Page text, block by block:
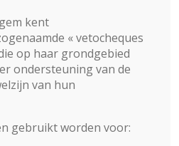
kent
« vetocheques
op haar grondgebied
ondersteuning van de
van hun
gebruikt worden voor: